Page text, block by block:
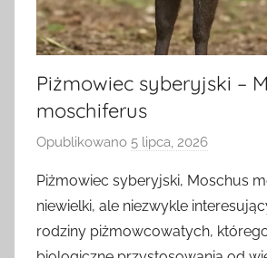
Piżmowiec syberyjski –
moschiferus
Opublikowano 5 lipca, 2026
z
e
z
Piżmowiec syberyjski, Moschus
niewielki, ale niezwykle
rodziny piżmowcowatych,